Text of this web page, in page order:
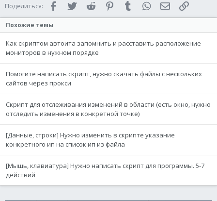
Поделиться: FacebookTwitter Reddit PinterestTumblr WhatsAppЭлектронная
Похожие темы
Как скриптом автоита запомнить и расставить расположение
мониторов в нужном порядке
Помогите написать скрипт, нужно скачать файлы с нескольких
сайтов через прокси
Скрипт для отслеживания изменений в области (есть окно, нужно
отследить изменения в конкретной точке)
[Данные, строки] Нужно изменить в скрипте указание
конкретного ип на список ип из файла
[Мышь, клавиатура] Нужно написать скрипт для программы. 5-7
действий